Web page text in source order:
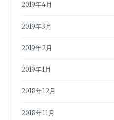
2019年4月
2019年3月
2019年2月
2019年1月
2018年12月
2018年11月